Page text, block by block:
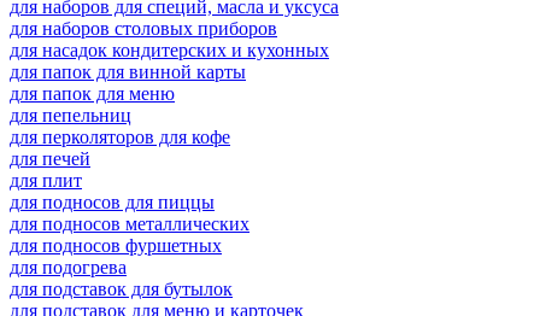
для наборов для специй, масла и уксуса
для наборов столовых приборов
для насадок кондитерских и кухонных
для папок для винной карты
для папок для меню
для пепельниц
для перколяторов для кофе
для печей
для плит
для подносов для пиццы
для подносов металлических
для подносов фуршетных
для подогрева
для подставок для бутылок
для подставок для меню и карточек